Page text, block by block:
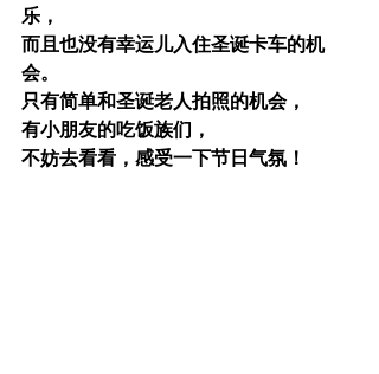
乐，
而且也没有幸运儿入住圣诞卡车的机
会。
只有简单和圣诞老人拍照的机会，
有小朋友的吃饭族们，
不妨去看看，感受一下节日气氛！